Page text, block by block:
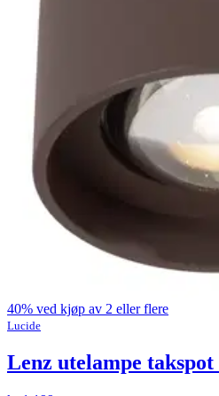
40% ved kjøp av 2 eller flere
Lucide
Lenz utelampe